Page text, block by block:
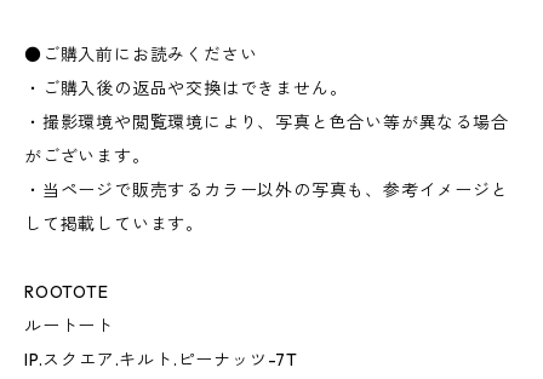
●ご購入前にお読みください
・ご購入後の返品や交換はできません。
・撮影環境や閲覧環境により、写真と色合い等が異なる場合
がございます。
・当ページで販売するカラー以外の写真も、参考イメージと
して掲載しています。
ROOTOTE
ルートート
IP.スクエア.キルト.ピーナッツ-7T